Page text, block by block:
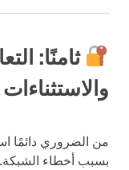
ثامنًا:
والاستثناءات
من الضروري دائمًا
بسبب أخطاء الشبكة.